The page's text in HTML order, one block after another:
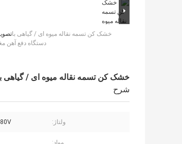
خشک کن تسمه نقاله میوه ای / گیاهی با
دستگاه دفع آهن
خشک کن تسمه نقاله میوه ای / گیاهی
شرح
ولتاژ: